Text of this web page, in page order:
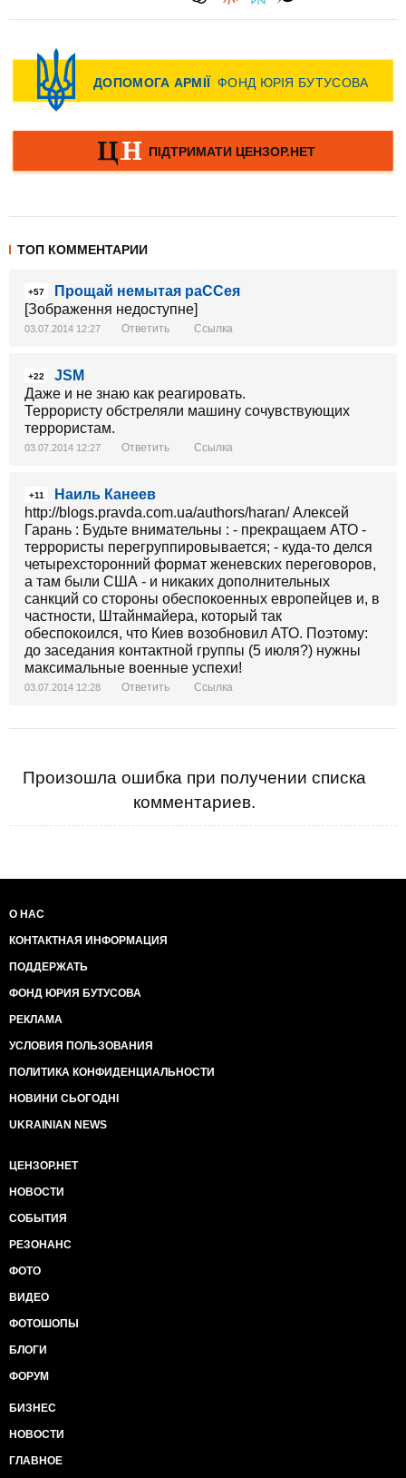
ТОП КОММЕНТАРИИ
+57
Прощай немытая раССея
[Зображення недоступне]
03.07.2014 12:27 Ответить Ссылка
+22
JSM
Даже и не знаю как реагировать.
Террористу обстреляли машину сочувствующих
террористам.
03.07.2014 12:27 Ответить Ссылка
+11
Наиль Канеев
http://blogs.pravda.com.ua/authors/haran/ Алексей
Гарань : Будьте внимательны : - прекращаем АТО -
террористы перегруппировывается; - куда-то делся
четырехсторонний формат женевских переговоров,
а там были США - и никаких дополнительных
санкций со стороны обеспокоенных европейцев и, в
частности, Штайнмайера, который так
обеспокоился, что Киев возобновил АТО. Поэтому:
до заседания контактной группы (5 июля?) нужны
максимальные военные успехи!
03.07.2014 12:28 Ответить Ссылка
Произошла ошибка при получении списка
комментариев.
О НАС
КОНТАКТНАЯ ИНФОРМАЦИЯ
ПОДДЕРЖАТЬ
ФОНД ЮРИЯ БУТУСОВА
РЕКЛАМА
УСЛОВИЯ ПОЛЬЗОВАНИЯ
ПОЛИТИКА КОНФИДЕНЦИАЛЬНОСТИ
НОВИНИ СЬОГОДНІ
UKRAINIAN NEWS
ЦЕНЗОР.НЕТ
НОВОСТИ
СОБЫТИЯ
РЕЗОНАНС
ФОТО
ВИДЕО
ФОТОШОПЫ
БЛОГИ
ФОРУМ
БИЗНЕС
НОВОСТИ
ГЛАВНОЕ